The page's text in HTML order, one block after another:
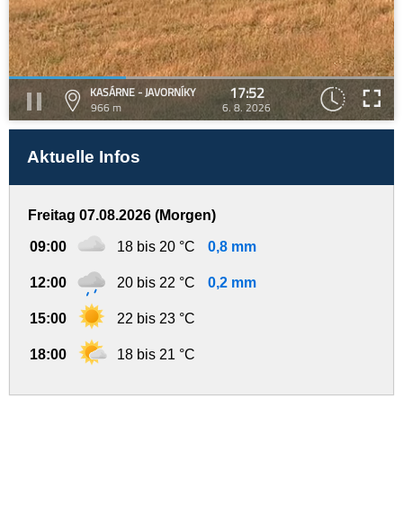
KASÁRNE - JAVORNÍKY
966 m
17:52
6. 8. 2026
Aktuelle Infos
Freitag 07.08.2026 (Morgen)
09:00 18 bis 20 °C 0,8 mm
12:00 20 bis 22 °C 0,2 mm
15:00 22 bis 23 °C
18:00 18 bis 21 °C